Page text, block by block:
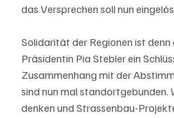
das Versprechen soll nun
Solidarität der Regionen ist denn
Präsidentin Pia Stebler ein
Zusammenhang mit der
sind nun mal standortgebunden.
denken und Strassenbau-